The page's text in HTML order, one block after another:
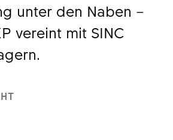
unter den Naben –
vereint mit SINC